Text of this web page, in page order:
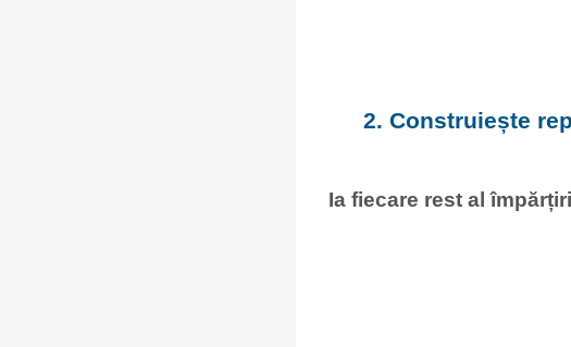
2. Construiește
Ia fiecare rest al